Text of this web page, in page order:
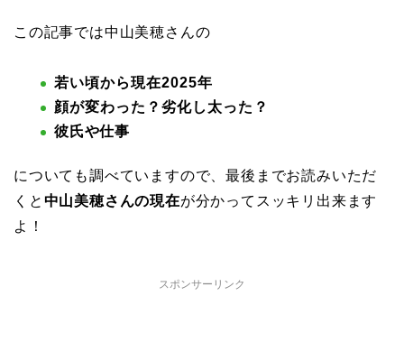
この記事では中山美穂さんの
若い頃から現在2025年
顔が変わった？ 劣化し太った？
彼氏や仕事
についても調べていますので、最後までお読みいただ
くと 中山美穂さんの現在が分かってスッキリ出来ます
よ！
スポンサーリンク